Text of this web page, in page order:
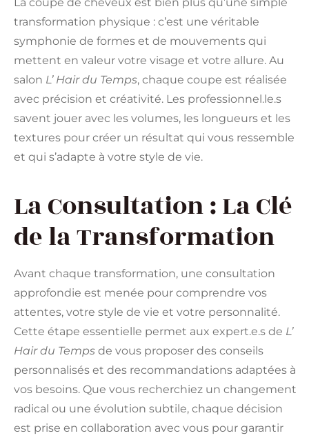
transformation physique : c’est une véritable
symphonie de formes et de mouvements qui
mettent en valeur votre visage et votre allure. Au
salon L’ Hair du Temps, chaque coupe est réalisée
avec précision et créativité. Les professionnel.le.s
savent jouer avec les volumes, les longueurs et les
textures pour créer un résultat qui vous ressemble
et qui s’adapte à votre style de vie.
La Consultation : La Clé
de la Transformation
Avant chaque transformation, une consultation
approfondie est menée pour comprendre vos
attentes, votre style de vie et votre personnalité.
Cette étape essentielle permet aux expert.e.s de L’
Hair du Temps de vous proposer des conseils
personnalisés et des recommandations adaptées à
vos besoins. Que vous recherchiez un changement
radical ou une évolution subtile, chaque décision
est prise en collaboration avec vous pour garantir